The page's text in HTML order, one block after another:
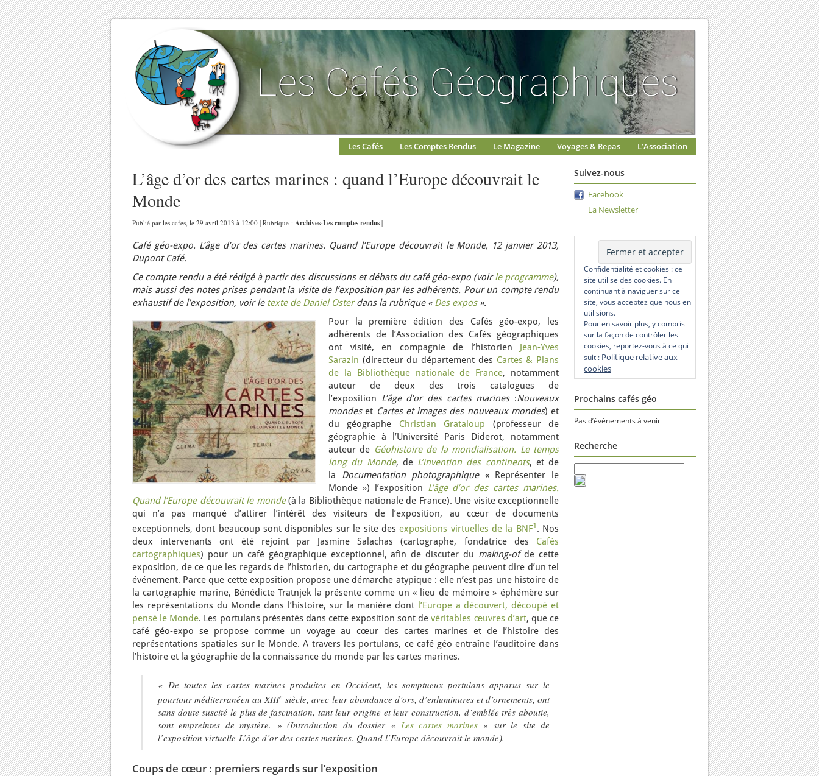
Les Cafés Les Comptes Rendus Le Magazine Voyages & Repas L’Association
L’âge d’or des cartes marines : quand l’Europe découvrait le
Monde
Publié par les.cafes, le 29 avril 2013 à 12:00 | Rubrique : Archives-Les comptes rendus |
Café géo-expo. L’âge d’or des cartes marines. Quand l’Europe découvrait le Monde, 12 janvier 2013,
Dupont Café.
Ce compte rendu a été rédigé à partir des discussions et débats du café géo-expo (voirle programme),
mais aussi des notes prises pendant la visite de l’exposition par les adhérents. Pour un compte rendu
exhaustif de l’exposition, voir le texte de Daniel Osterdans la rubrique « Des expos».
Pour la première édition des Cafés géo-expo, les
adhérents de l’Association des Cafés géographiques
ont visité, en compagnie de l’historien Jean-Yves
Sarazin (directeur du département des Cartes & Plans
de la Bibliothèque nationale de France, notamment
auteur de deux des trois catalogues de
l’exposition L’âge d’or des cartes marines :Nouveaux
mondeset Cartes et images des nouveaux mondes) et
du géographe Christian Grataloup (professeur de
géographie à l’Université Paris Diderot, notamment
auteur de Géohistoire de la mondialisation. Le temps
long du Monde, de L’invention des continents, et de
la Documentation photographique« Représenter le
Monde ») l’exposition L’âge d’or des cartes marines.
Quand l’Europe découvrait le monde(à la Bibliothèque nationale de France). Une visite exceptionnelle
qui n’a pas manqué d’attirer l’intérêt des visiteurs de l’exposition, au cœur de documents
exceptionnels, dont beaucoup sont disponibles sur le site desexpositions virtuelles de la BNF1 . Nos
deux intervenants ont été rejoint par Jasmine Salachas (cartographe, fondatrice des Cafés
cartographiques) pour un café géographique exceptionnel, afin de discuter du making-ofde cette
exposition, de ce que les regards de l’historien, du cartographe et du géographe peuvent dire d’un tel
événement. Parce que cette exposition propose une démarche atypique : elle n’est pas une histoire de
la cartographie marine, Bénédicte Tratnjek la présente comme un « lieu de mémoire » éphémère sur
les représentations du Monde dans l’histoire, sur la manière dont l’Europe a découvert, découpé et
pensé le Monde. Les portulans présentés dans cette exposition sont devéritables œuvres d’art, que ce
café géo-expo se propose comme un voyage au cœur des cartes marines et de l’histoire des
représentations spatiales sur le Monde. A travers les portulans, ce café géo entraîne l’auditoire dans
l’histoire et la géographie de la connaissance du monde par les cartes marines.
«De toutes les cartes marines produites en Occident, les somptueux portulans apparus sur le
pourtour méditerranéen au XIIIe siècle, avec leur abondance d’ors, d’enluminures et d’ornements, ont
sans doute suscité le plus de fascination, tant leur origine et leur construction, d’emblée très aboutie,
sont empreintes de mystère. » (Introduction du dossier « Les cartes marines» sur le site de
l’exposition virtuelle L’âge d’or des cartes marines. Quand l’Europe découvrait le monde).
Coups de cœur : premiers regards sur l’exposition
Suivez-nous
Facebook
La Newsletter
Confidentialité et cookies : ce
site utilise des cookies. En
continuant à naviguer sur ce
site, vous acceptez que nous en
utilisions.
Pour en savoir plus, y compris
sur la façon de contrôler les
cookies, reportez-vous à ce qui
suit : Politique relative aux
cookies
Prochains cafés géo
Pas d’événements à venir
Recherche